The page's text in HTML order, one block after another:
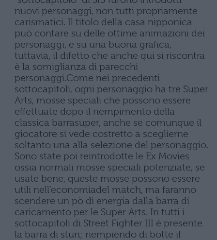
nuovi personaggi, non tutti propriamente
carismatici. Il titolo della casa nipponica
può contare su delle ottime animazioni dei
personaggi, e su una buona grafica,
tuttavia, il difetto che anche qui si riscontra
è la somiglianza di parecchi
personaggi.Come nei precedenti
sottocapitoli, ogni personaggio ha tre Super
Arts, mosse speciali che possono essere
effettuate dopo il riempimento della
classica barrasuper, anche se comunque il
giocatore si vede costretto a sceglierne
soltanto una alla selezione del personaggio.
Sono state poi reintrodotte le Ex Movies
ossia normali mosse speciali potenziate, se
usate bene, queste mosse possono essere
utili nell’economiadel match, ma faranno
scendere un pò di energia dalla barra di
caricamento per le Super Arts. In tutti i
sottocapitoli di Street Fighter III è presente
la barra di stun; riempiendo di botte il